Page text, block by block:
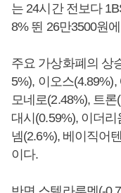
는 24시간 전보다
8% 뛴 26만3500원
주요 가상화폐의 상
5%), 이오스
모네로(2.48%), 트
대시(0.59%), 이더
넴(2.6%), 베이직어
이다.